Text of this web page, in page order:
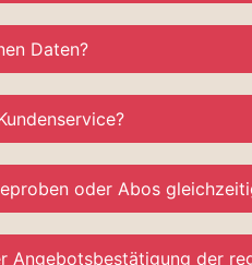
Daten?
oder Abos
Angebotsbestätigung der